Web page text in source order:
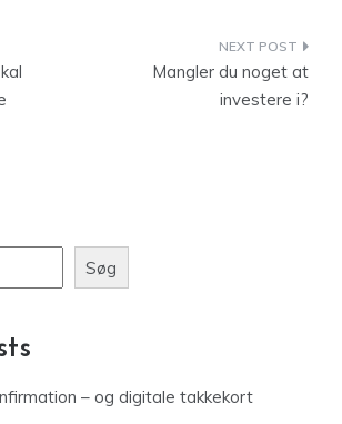
Mangler du noget at
investere i?
Søg
– og digitale takkekort